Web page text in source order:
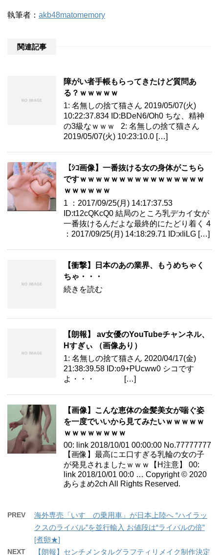
執筆者： akb48matomemory
関連記事
障がい者手帳もらってきたけど質問あ
る？ｗｗｗｗｗ
1: 名無しの捨て猫さん 2019/05/07(火)
10:22:37.834 ID:BDeN6/Oh0 ちな、精神
の3級なｗｗｗ 2: 名無しの捨て猫さん
2019/05/07(火) 10:23:10.0 […]
【ｼｺ画像】一番抜ける女の身体がこちら
ですｗｗｗｗｗｗｗｗｗｗｗｗｗｗｗｗ
ｗｗｗｗｗｗ
1 ：2017/09/25(月) 14:17:37.53
ID:t12cQKcQ0 結局のところ乳デカイ女が
一番抜けるんだよな最終的にたどり着く 4
：2017/09/25(月) 14:18:29.71 ID:xIiLG […]
【衝撃】日本のあの業界、もうめちゃく
ちゃ・・・
続きを読む
【朗報】 av女優のYouTubeチャンネル、
Hすぎぃ （画像あり）
1: 名無しの捨て猫さん 2020/04/17(金)
21:38:39.58 ID:o9+PUcww0 シコです
よ・・・ […]
【画像】こんな恵体の金髪美女が喘ぐ姿
を一度でいいから見てみたいｗｗｗｗｗ
ｗｗｗｗｗｗｗｗ
00: link 2018/10/01 00:00:00 No.77777777
【画像】最高にエ口すぎる乳輪の女の子
が発見されましたｗｗｗ【H注意】 00:
link 2018/10/01 00:0 … Copyright © 2020
あらまめ2ch All Rights Reserved.
PREV
海外専売「いすゞの乗用車」が日本上陸へ “ハイラッ
クスのライバル”を並行輸入 お値段は“ライバルの倍”
[煮卵★]
NEXT 【朗報】センチメンタルグラフティリメイク制作決定